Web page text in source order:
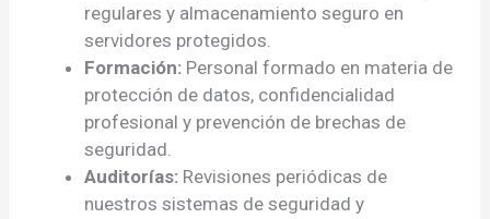
regulares y almacenamiento seguro en
servidores protegidos.
Formación: Personal formado en materia de
protección de datos, confidencialidad
profesional y prevención de brechas de
seguridad.
Auditorías: Revisiones periódicas de
nuestros sistemas de seguridad y